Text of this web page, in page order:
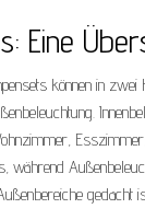
Eine
können in zwei
während
gedacht